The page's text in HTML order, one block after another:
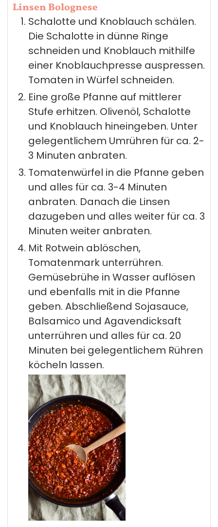
Linsen Bolognese
Schalotte und Knoblauch schälen.
Die Schalotte in dünne Ringe
schneiden und Knoblauch mithilfe
einer Knoblauchpresse auspressen.
Tomaten in Würfel schneiden.
Eine große Pfanne auf mittlerer
Stufe erhitzen. Olivenöl, Schalotte
und Knoblauch hineingeben. Unter
gelegentlichem Umrühren für ca. 2-
3 Minuten anbraten.
Tomatenwürfel in die Pfanne geben
und alles für ca. 3-4 Minuten
anbraten. Danach die Linsen
dazugeben und alles weiter für ca. 3
Minuten weiter anbraten.
Mit Rotwein ablöschen,
Tomatenmark unterrühren.
Gemüsebrühe in Wasser auflösen
und ebenfalls mit in die Pfanne
geben. Abschließend Sojasauce,
Balsamico und Agavendicksaft
unterrühren und alles für ca. 20
Minuten bei gelegentlichem Rühren
köcheln lassen.